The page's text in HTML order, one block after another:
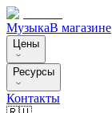
МузыкаВ магазине
Цены
Ресурсы
Контакты